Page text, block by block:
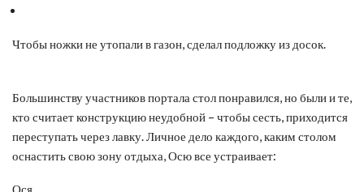
Чтобы ножки не утопали в газон, сделал подложку из досок.
Большинству участников портала стол понравился, но были и те,
кто считает конструкцию неудобной – чтобы сесть, приходится
переступать через лавку. Личное дело каждого, каким столом
оснастить свою зону отдыха, Осю все устраивает:
Ося